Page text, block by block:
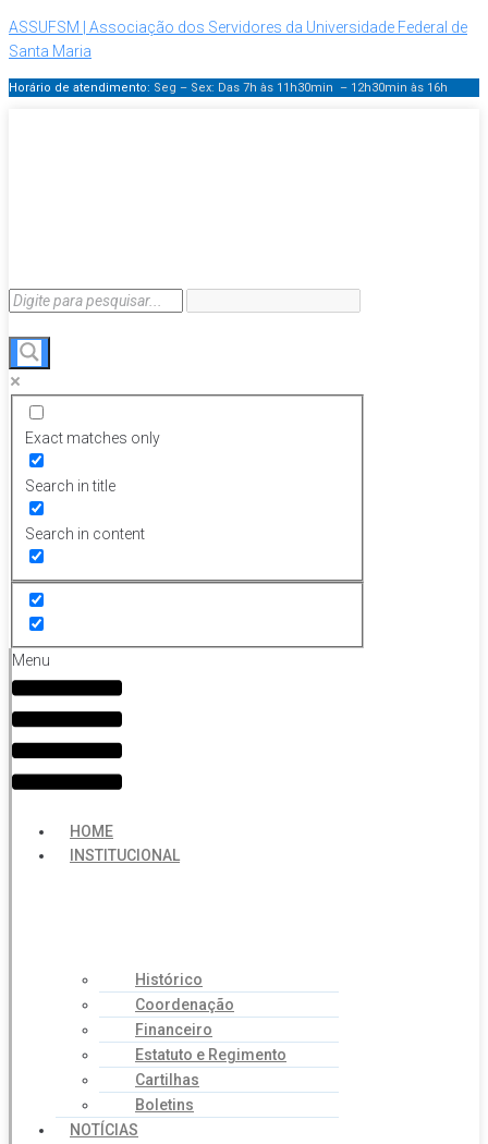
ASSUFSM | Associação dos Servidores da Universidade Federal de
Santa Maria
Horário de atendimento: Seg – Sex: Das 7h às 11h30min – 12h30min às 16h
Exact matches only
Search in title
Search in content
Menu
HOME
INSTITUCIONAL
Histórico
Coordenação
Financeiro
Estatuto e Regimento
Cartilhas
Boletins
NOTÍCIAS